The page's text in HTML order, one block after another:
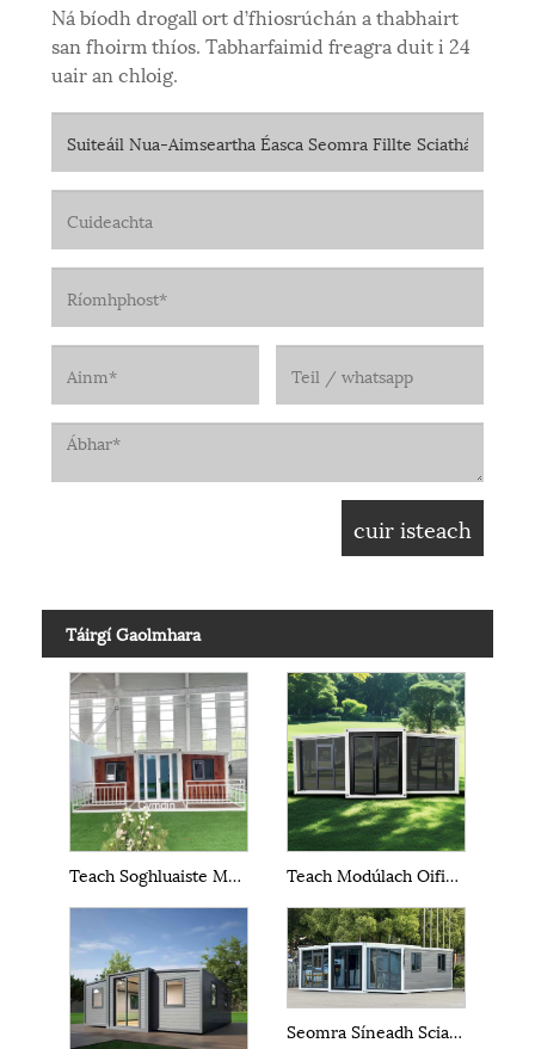
Ná bíodh drogall ort d’fhiosrúchán a thabhairt
san fhoirm thíos. Tabharfaimid freagra duit i 24
uair an chloig.
Táirgí Gaolmhara
Teach Soghluaiste Modúlach Réamhdhéanta Teach Modúlach Oifige Foldable ar Chostas Íseal
Seomra Síneadh Sciathán Dúbailte Oifige Sealadach Foldable